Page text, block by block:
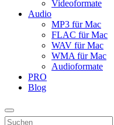
Videoformate
Audio
MP3 für Mac
FLAC für Mac
WAV für Mac
WMA für Mac
Audioformate
PRO
Blog